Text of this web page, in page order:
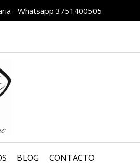
- Whatsapp 3751400505
BLOG CONTACTO